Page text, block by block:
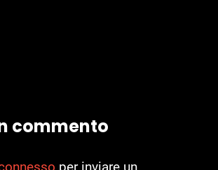
commento
per inviare un